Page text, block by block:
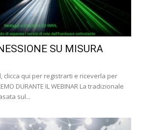
SU MISURA
clicca qui per registrarti e riceverla per
DURANTE IL WEBINAR La tradizionale
sul...